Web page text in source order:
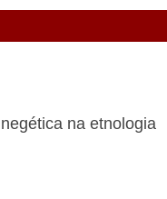
na etnologia